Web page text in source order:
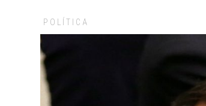
POLÍTICA